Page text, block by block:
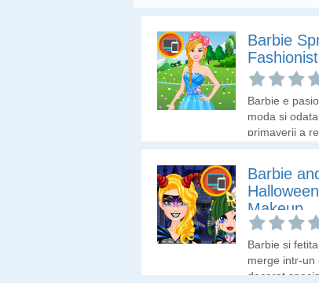
Barbie
Barbie e
moda si
primaverii a
trebuie sa-si
un look nou si
primavara.
Barbie
Halloween
Makeup
Barbie si
merge intr-un
decorat